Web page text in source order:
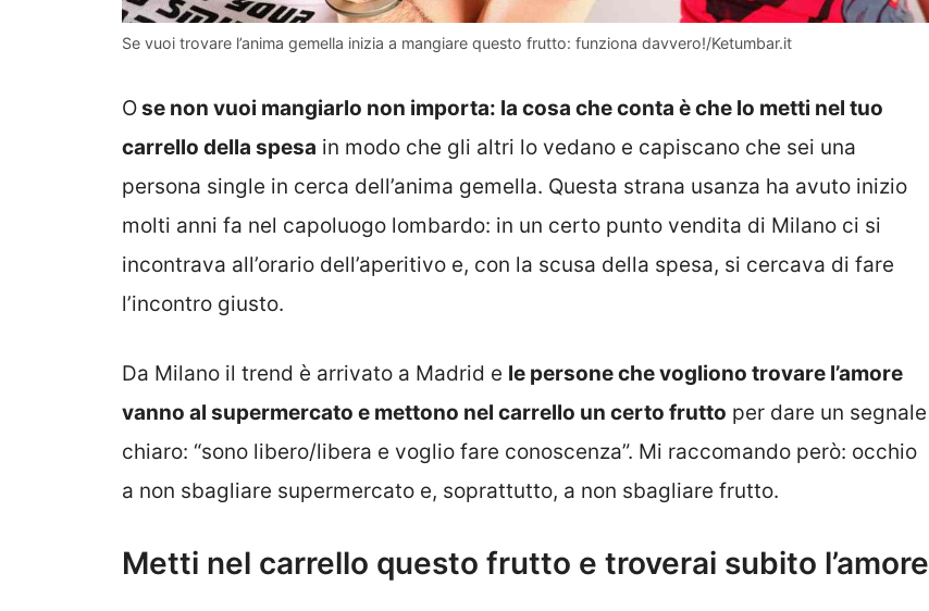
Se vuoi trovare l’anima gemella inizia a mangiare questo frutto: funziona davvero!/Ketumbar.it
Ose non vuoi mangiarlo non importa: la cosa che conta è che lo metti nel tuo
carrello della spesa in modo che gli altri lo vedano e capiscano che sei una
persona single in cerca dell’anima gemella. Questa strana usanza ha avuto inizio
molti anni fa nel capoluogo lombardo: in un certo punto vendita di Milano ci si
incontrava all’orario dell’aperitivo e, con la scusa della spesa, si cercava di fare
l’incontro giusto.
Da Milano il trend è arrivato a Madrid e le persone che vogliono trovare l’amore
vanno al supermercato e mettono nel carrello un certo frutto per dare un segnale
chiaro: “sono libero/libera e voglio fare conoscenza”. Mi raccomando però: occhio
a non sbagliare supermercato e, soprattutto, a non sbagliare frutto.
Metti nel carrello questo frutto e troverai subito l’amore